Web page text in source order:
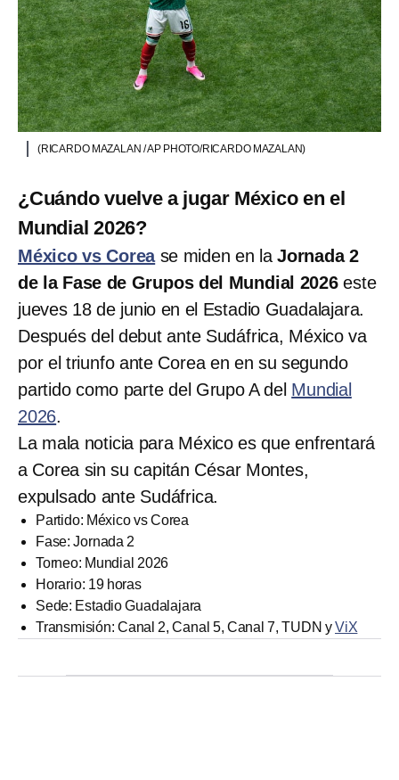
(RICARDO MAZALAN / AP PHOTO/RICARDO MAZALAN)
¿Cuándo vuelve a jugar México en el
Mundial 2026?
México vs Corea se miden en laJornada 2
de la Fase de Grupos del Mundial 2026este
jueves 18 de junio en el Estadio Guadalajara.
Después del debut ante Sudáfrica, México va
por el triunfo ante Corea en en su segundo
partido como parte del Grupo A del Mundial
2026.
La mala noticia para México es que enfrentará
a Corea sin su capitán César Montes,
expulsado ante Sudáfrica.
Partido: México vs Corea
Fase: Jornada 2
Torneo: Mundial 2026
Horario: 19 horas
Sede: Estadio Guadalajara
Transmisión: Canal 2, Canal 5, Canal 7, TUDN yViX